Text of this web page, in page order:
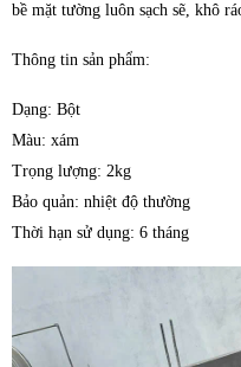
bề mặt tường luôn sạch sẽ, khô
Thông tin sản phẩm:
Dạng: Bột
Màu: xám
Trọng lượng: 2kg
Bảo quản: nhiệt độ thường
Thời hạn sử dụng: 6 tháng